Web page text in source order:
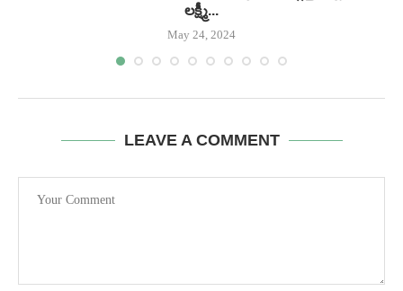
లక్ష్మీ...
May 24, 2024
LEAVE A COMMENT